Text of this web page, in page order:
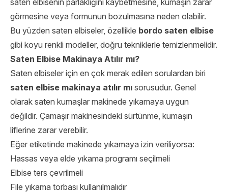
saten elbisenin parlaklığını kaybetmesine, kumaşın zarar
görmesine veya formunun bozulmasına neden olabilir.
Bu yüzden saten elbiseler, özellikle bordo saten elbise
gibi koyu renkli modeller, doğru tekniklerle temizlenmelidir.
Saten Elbise Makinaya Atılır mı?
Saten elbiseler için en çok merak edilen sorulardan biri
saten elbise makinaya atılır mı sorusudur. Genel
olarak saten kumaşlar makinede yıkamaya uygun
değildir. Çamaşır makinesindeki sürtünme, kumaşın
liflerine zarar verebilir.
Eğer etiketinde makinede yıkamaya izin veriliyorsa:
Hassas veya elde yıkama programı seçilmeli
Elbise ters çevrilmeli
File yıkama torbası kullanılmalıdır